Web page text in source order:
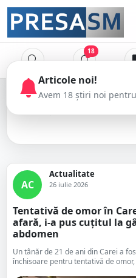
18
AC
Actualitate
26 iulie 2026
Tentativă de omor în
afară, i-a pus cuțitul la
abdomen
Un tânăr de 21 de ani din Carei a
închisoare pentru tentativă de
Articole noi!
Avem 18 știri noi